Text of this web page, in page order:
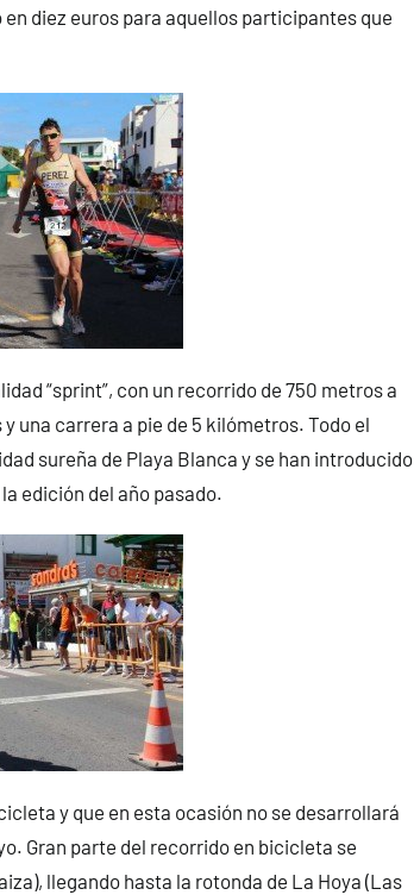
diez euros para aquellos participantes que
“sprint”, con un recorrido de 750 metros a
una carrera a pie de 5 kilómetros. Todo el
sureña de Playa Blanca y se han introducido
edición del año pasado.
y que en esta ocasión no se desarrollará
Gran parte del recorrido en bicicleta se
llegando hasta la rotonda de La Hoya (Las